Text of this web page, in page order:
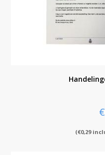
€
(€0,29